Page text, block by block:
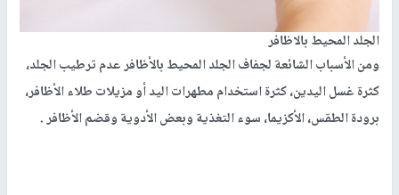
الجلد المحيط بالاظافر
ومن الأسباب الشائعة لجفاف الجلد المحيط بالأظافر عدم ترطيب الجلد،
كثرة غسل اليدين، كثرة استخدام مطهرات اليد أو مزيلات طلاء الأظافر،
برودة الطقس، الأكزيما، سوء التغذية وبعض الأدوية وقضم الأظافر .